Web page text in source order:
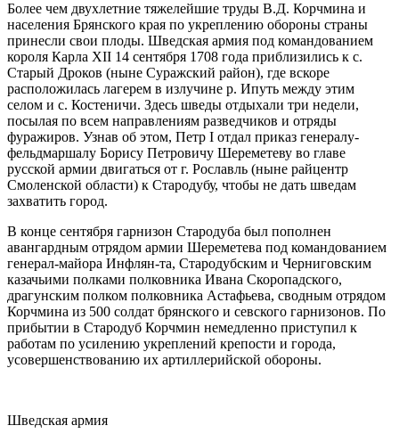
Более чем двухлетние тяжелейшие труды В.Д. Корчмина и
населе­ния Брянского края по укреплению обороны страны
принесли свои пло­ды. Шведская армия под командованием
короля Карла XII 14 сентября 1708 года приблизились к с.
Старый Дроков (ныне Суражский район), где вскоре
расположилась лагерем в излучине р. Ипуть между этим
селом и с. Костеничи. Здесь шведы отдыхали три недели,
посылая по всем на­правлениям разведчиков и отряды
фуражиров. Узнав об этом, Петр I от­дал приказ генералу-
фельдмаршалу Борису Петровичу Шереметеву во главе
русской армии двигаться от г. Рославль (ныне райцентр
Смоленской области) к Стародубу, чтобы не дать шведам
захватить город.
В конце сентября гарнизон Стародуба был пополнен
авангардным отрядом армии Шереметева под командованием
генерал-майора Инфлян-та, Стародубским и Черниговским
казачьими полками полковника Ива­на Скоропадского,
драгунским полком полковника Астафьева, сводным отрядом
Корчмина из 500 солдат брянского и севского гарнизонов. По
прибытии в Стародуб Корчмин немедленно приступил к
работам по уси­лению укреплений крепости и города,
усовершенствованию их артилле­рийской обороны.
Шведская армия